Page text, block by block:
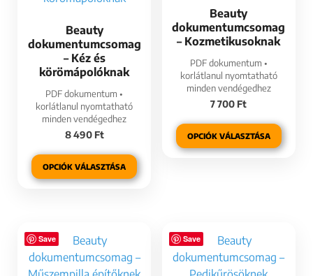
Beauty
dokumentumcsomag
– Kéz és
körömápolóknak
PDF dokumentum •
korlátlanul nyomtatható
minden vendégedhez
8 490 Ft
OPCIÓK VÁLASZTÁSA
Beauty
dokumentumcsomag
– Kozmetikusoknak
PDF dokumentum •
korlátlanul nyomtatható
minden vendégedhez
7 700 Ft
OPCIÓK VÁLASZTÁSA
Save Save